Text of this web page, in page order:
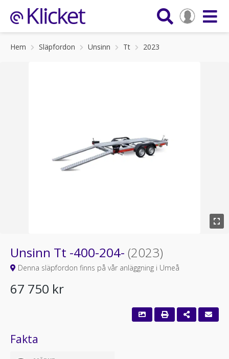
Hem Släpfordon Unsinn Tt 2023
Unsinn Tt -400-204- (2023)
Denna släpfordon finns på vår anläggning i Umeå
67 750 kr
Fakta